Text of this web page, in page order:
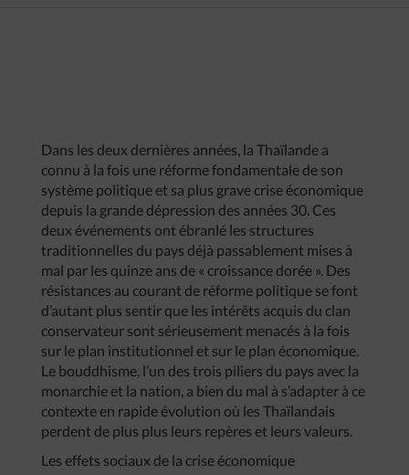
Dans les deux dernières années, la Thaïlande a
connu à la fois une réforme fondamentale de son
système politique et sa plus grave crise économique
depuis la grande dépression des années 30. Ces
deux événements ont ébranlé les structures
traditionnelles du pays déjà passablement mises à
mal par les quinze ans de « croissance dorée ». Des
résistances au courant de réforme politique se font
d’autant plus sentir que les intérêts acquis du clan
conservateur sont sérieusement menacés à la fois
sur le plan institutionnel et sur le plan économique.
Le bouddhisme, l’un des trois piliers du pays avec la
monarchie et la nation, a bien du mal à s’adapter à ce
contexte en rapide évolution où les Thaïlandais
perdent de plus plus leurs repères et leurs valeurs.
Les effets sociaux de la crise économique